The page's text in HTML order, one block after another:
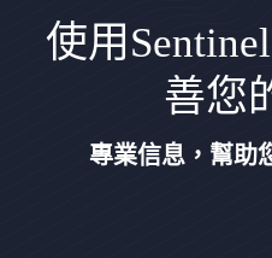
使用
善您
專業信息，幫助